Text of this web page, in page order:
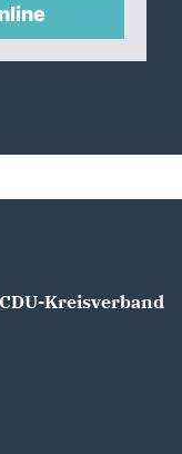
Kreisverband